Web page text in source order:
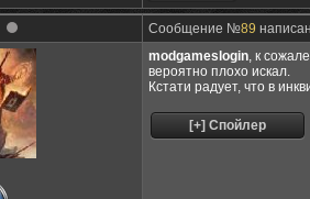
Сообщение №89
modgameslogin, к
вероятно плохо искал.
Кстати радует, что в